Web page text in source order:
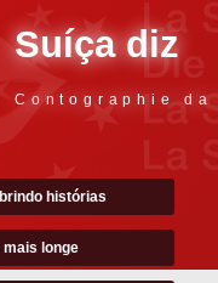
Suíça diz
Contographie
histórias
mais longe